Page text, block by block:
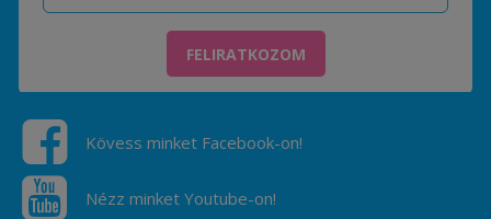
FELIRATKOZOM
Kövess minket Facebook-on!
Nézz minket Youtube-on!